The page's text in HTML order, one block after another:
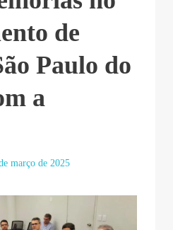
de
Paulo do
a
março de 2025